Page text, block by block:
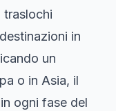
in
un
o in Asia, il
ogni fase del